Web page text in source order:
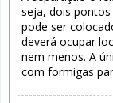
seja, dois
pode ser
deverá ocupar
nem menos. A
com formigas